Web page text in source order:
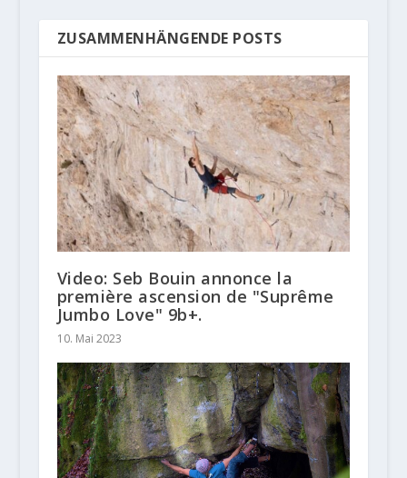
ZUSAMMENHÄNGENDE POSTS
Video: Seb Bouin annonce la
première ascension de "Suprême
Jumbo Love" 9b+.
10. Mai 2023